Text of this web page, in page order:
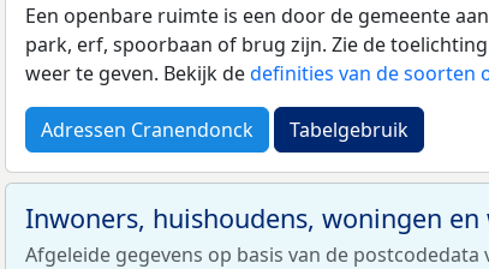
Een openbare ruimte is een door de gemeente
park, erf, spoorbaan of brug zijn. Zie de
weer te geven. Bekijk dedefinities van de soorten
Adressen Cranendonck Tabelgebruik
Inwoners, huishoudens, woningen
Afgeleide gegevens op basis van de postcodedata